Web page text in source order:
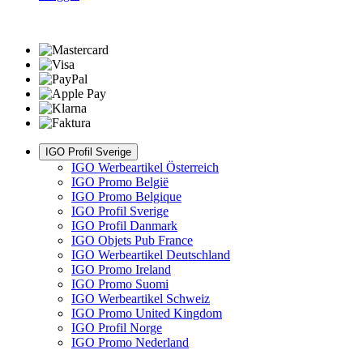
IGO Profil Sverige
IGO Werbeartikel Österreich
IGO Promo België
IGO Promo Belgique
IGO Profil Sverige
IGO Profil Danmark
IGO Objets Pub France
IGO Werbeartikel Deutschland
IGO Promo Ireland
IGO Promo Suomi
IGO Werbeartikel Schweiz
IGO Promo United Kingdom
IGO Profil Norge
IGO Promo Nederland